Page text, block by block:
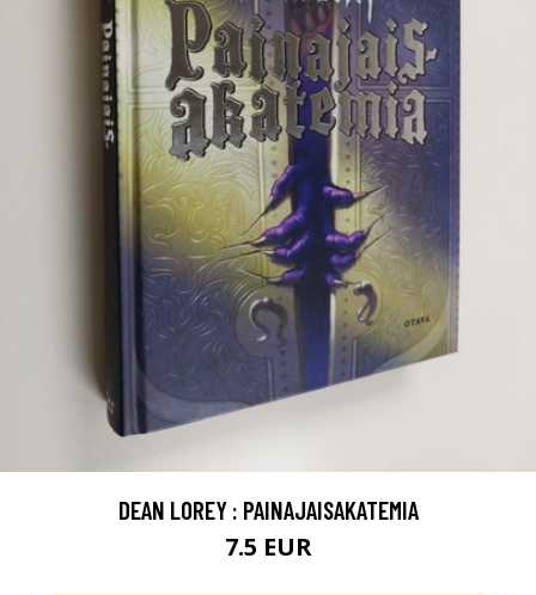
DEAN LOREY : PAINAJAISAKATEMIA
7.5 EUR